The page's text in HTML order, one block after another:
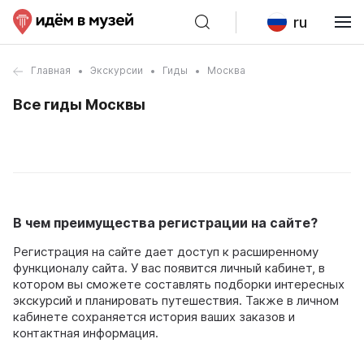
ru
Главная Экскурсии Гиды Москва
Все гиды Москвы
В чем преимущества регистрации на сайте?
Регистрация на сайте дает доступ к расширенному
функционалу сайта. У вас появится личный кабинет, в
котором вы сможете составлять подборки интересных
экскурсий и планировать путешествия. Также в личном
кабинете сохраняется история ваших заказов и
контактная информация.